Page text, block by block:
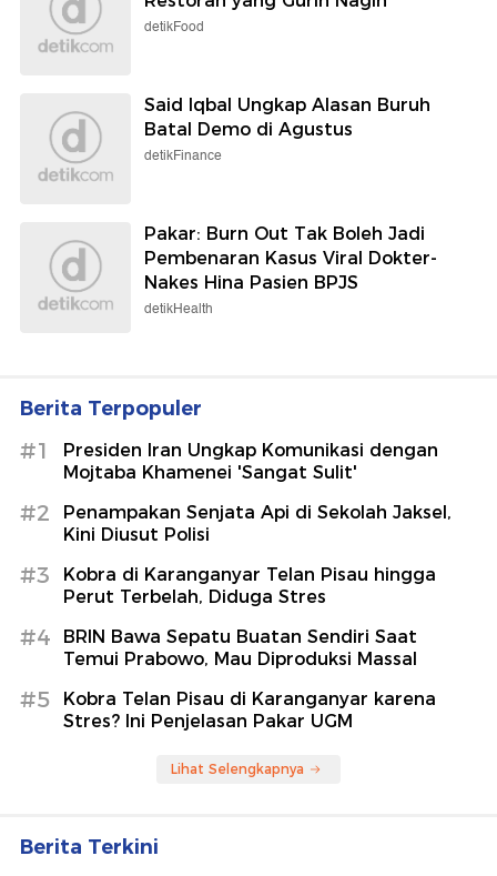
detikFood
Said Iqbal Ungkap Alasan Buruh
Batal Demo di Agustus
detikFinance
Pakar: Burn Out Tak Boleh Jadi
Pembenaran Kasus Viral Dokter-
Nakes Hina Pasien BPJS
detikHealth
Berita Terpopuler
#1
Presiden Iran Ungkap Komunikasi dengan
Mojtaba Khamenei 'Sangat Sulit'
#2
Penampakan Senjata Api di Sekolah Jaksel,
Kini Diusut Polisi
#3
Kobra di Karanganyar Telan Pisau hingga
Perut Terbelah, Diduga Stres
#4
BRIN Bawa Sepatu Buatan Sendiri Saat
Temui Prabowo, Mau Diproduksi Massal
#5
Kobra Telan Pisau di Karanganyar karena
Stres? Ini Penjelasan Pakar UGM
Lihat Selengkapnya
Berita Terkini